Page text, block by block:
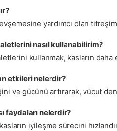
yardımcı olan titreşim
nasıl kullanabilirim?
kullanmak, kasların
etkileri nelerdir?
ve gücünü artırarak, vücut
faydaları nelerdir?
iyileşme sürecini